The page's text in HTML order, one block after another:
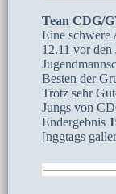
Tean CDG/
Eine schwere
12.11 vor
Besten der
Trotz sehr
Jungs von
Endergebnis
[nggtags